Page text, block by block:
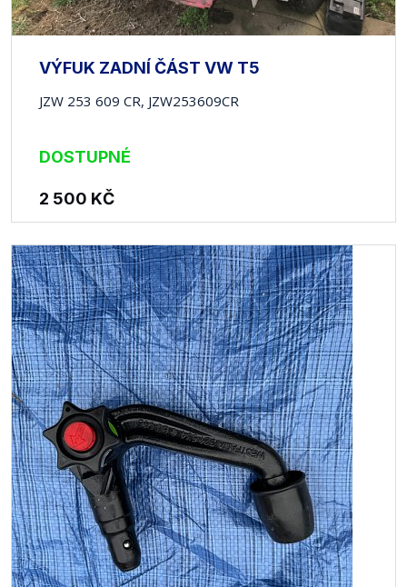
VÝFUK ZADNÍ ČÁST VW T5
JZW 253 609 CR, JZW253609CR
DOSTUPNÉ
2 500 KČ